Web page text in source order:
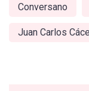
Conversano
Juan Carlos